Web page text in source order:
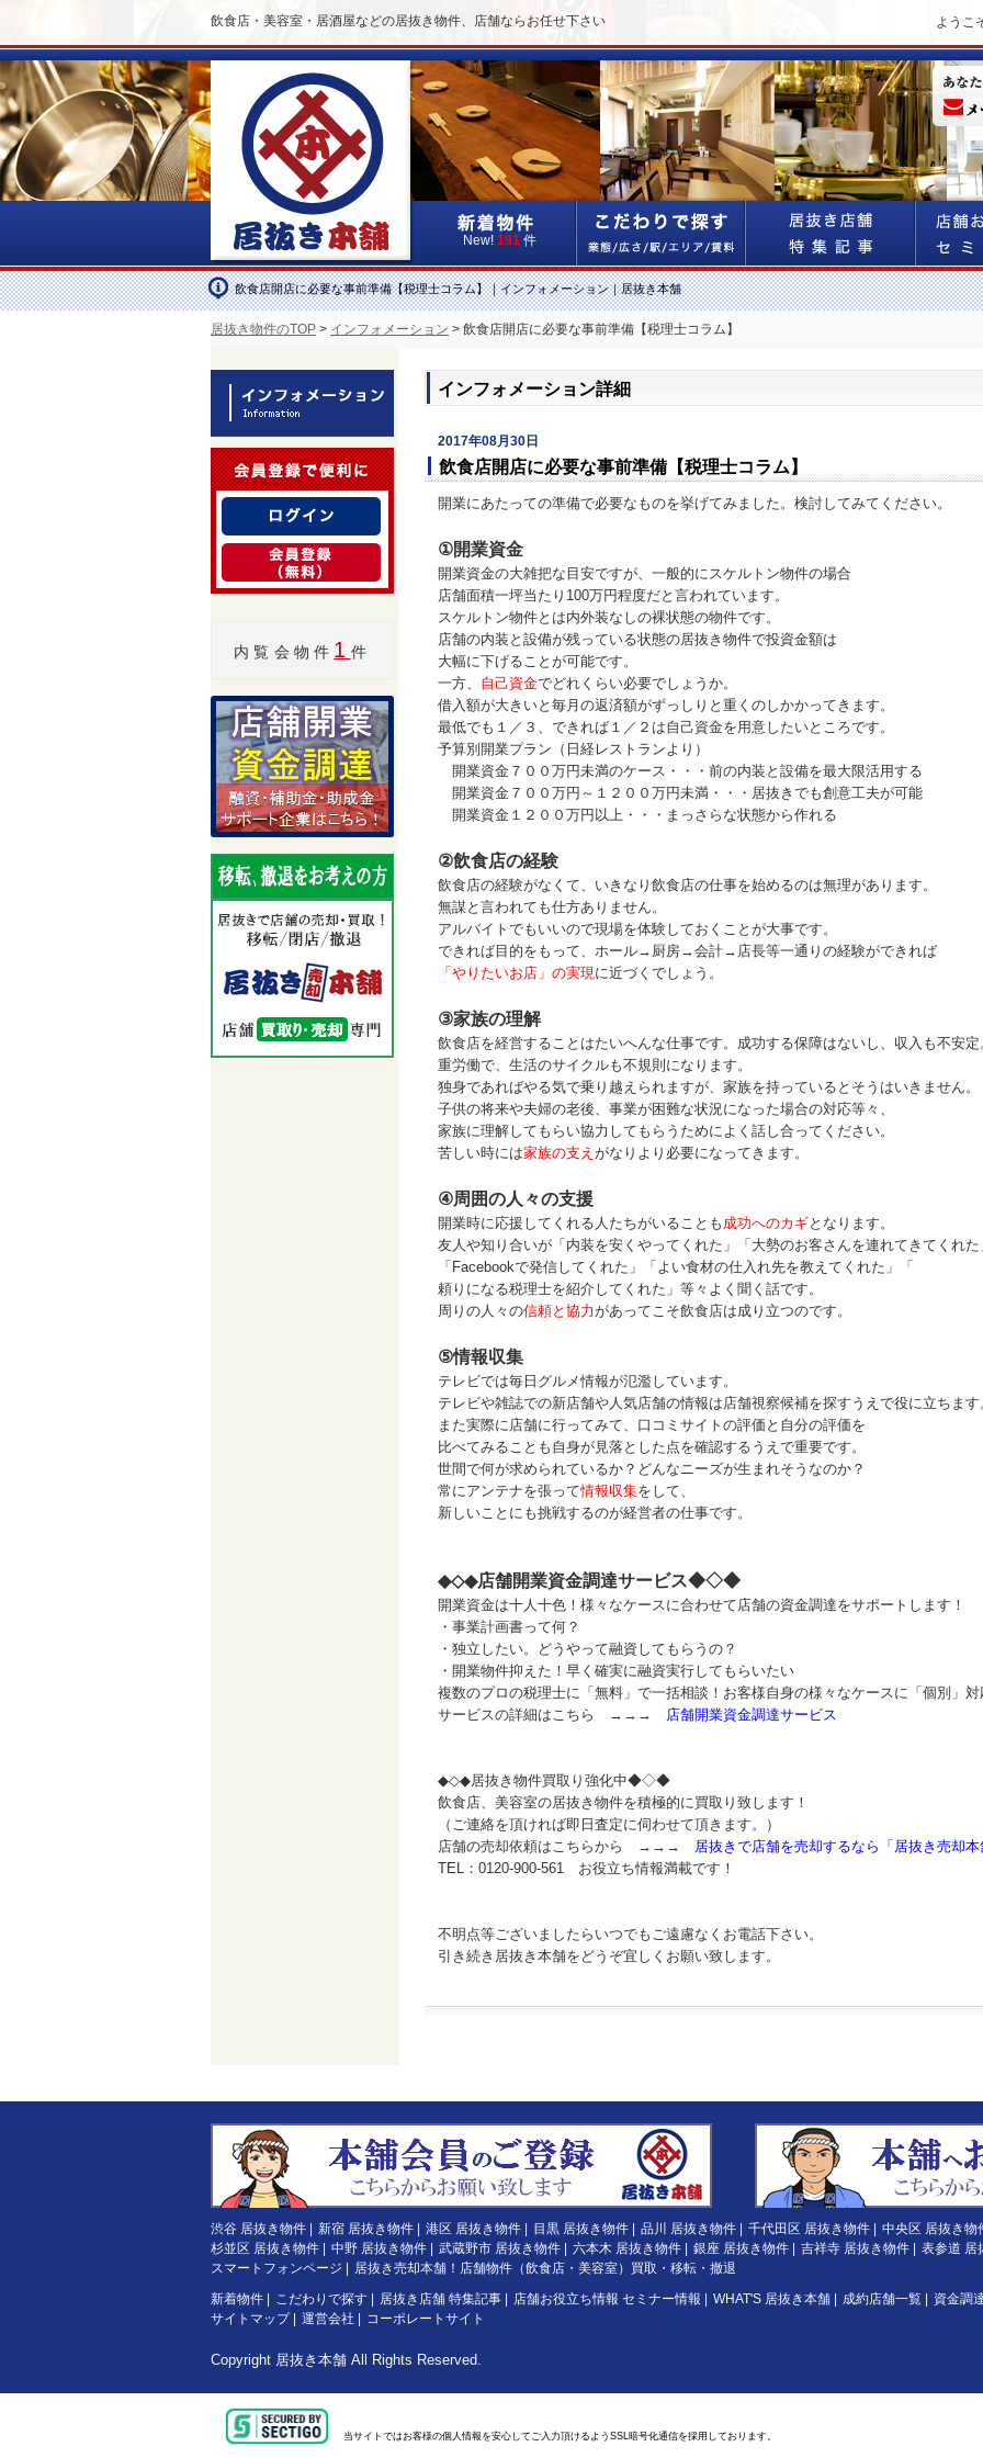
飲食店・美容室・居酒屋などの居抜き物件、店舗ならお任せ下さい ようこ
New! 191 件
飲食店開店に必要な事前準備【税理士コラム】｜インフォメーション｜居抜き本舗
居抜き物件のTOP > インフォメーション > 飲食店開店に必要な事前準備【税理士コラム】
インフォメーション詳細
2017年08月30日
飲食店開店に必要な事前準備【税理士コラム】
開業にあたっての準備で必要なものを挙げてみました。検討してみてください。
①開業資金
開業資金の大雑把な目安ですが、一般的にスケルトン物件の場合
店舗面積一坪当たり100万円程度だと言われています。
スケルトン物件とは内外装なしの裸状態の物件です。
店舗の内装と設備が残っている状態の居抜き物件で投資金額は
大幅に下げることが可能です。
一方、 自己資金でどれくらい必要でしょうか。
借入額が大きいと毎月の返済額がずっしりと重くのしかかってきます。
最低でも１／３、できれば１／２は自己資金を用意したいところです。
予算別開業プラン（日経レストランより）
開業資金７００万円未満のケース・・・前の内装と設備を最大限活用する
開業資金７００万円～１２００万円未満・・・居抜きでも創意工夫が可能
開業資金１２００万円以上・・・まっさらな状態から作れる
②飲食店の経験
飲食店の経験がなくて、いきなり飲食店の仕事を始めるのは無理があります。
無謀と言われても仕方ありません。
アルバイトでもいいので現場を体験しておくことが大事です。
できれば目的をもって、ホール→厨房→会計→店長等一通りの経験ができれば
「やりたいお店」の実現に近づくでしょう。
③家族の理解
飲食店を経営することはたいへんな仕事です。成功する保障はないし、収入も不安定
重労働で、生活のサイクルも不規則になります。
独身であればやる気で乗り越えられますが、家族を持っているとそうはいきません。
子供の将来や夫婦の老後、事業が困難な状況になった場合の対応等々、
家族に理解してもらい協力してもらうためによく話し合ってください。
苦しい時には家族の支え がなりより必要になってきます。
④周囲の人々の支援
開業時に応援してくれる人たちがいることも 成功へのカギとなります。
友人や知り合いが「内装を安くやってくれた」「大勢のお客さんを連れてきてくれた
「Facebookで発信してくれた」「よい食材の仕入れ先を教えてくれた」「
頼りになる税理士を紹介してくれた」等々よく聞く話です。
周りの人々の信頼と協力があってこそ飲食店は成り立つのです。
⑤情報収集
テレビでは毎日グルメ情報が氾濫しています。
テレビや雑誌での新店舗や人気店舗の情報は店舗視察候補を探すうえで役に立ちます
また実際に店舗に行ってみて、口コミサイトの評価と自分の評価を
比べてみることも自身が見落とした点を確認するうえで重要です。
世間で何が求められているか？どんなニーズが生まれそうなのか？
常にアンテナを張って情報収集をして、
新しいことにも挑戦するのが経営者の仕事です。
◆◇◆店舗開業資金調達サービス◆◇◆
開業資金は十人十色！様々なケースに合わせて店舗の資金調達をサポートします！
・事業計画書って何？
・独立したい。どうやって融資してもらうの？
・開業物件抑えた！早く確実に融資実行してもらいたい
複数のプロの税理士に「無料」で一括相談！お客様自身の様々なケースに「個別」対
サービスの詳細はこちら →→→ 店舗開業資金調達サービス
◆◇◆居抜き物件買取り強化中◆◇◆
飲食店、美容室の居抜き物件を積極的に買取り致します！
（ご連絡を頂ければ即日査定に伺わせて頂きます。）
店舗の売却依頼はこちらから →→→ 居抜きで店舗を売却するなら「居抜き売却本
TEL：0120-900-561 お役立ち情報満載です！
不明点等ございましたらいつでもご遠慮なくお電話下さい。
引き続き居抜き本舗をどうぞ宜しくお願い致します。
内覧会物件 1 件
渋谷 居抜き物件 新宿 居抜き物件 港区 居抜き物件 目黒 居抜き物件 品川 居抜き物件 千代田区 居抜き物件 中央区 居抜き物
杉並区 居抜き物件
中野 居抜き物件 武蔵野市 居抜き物件 六本木 居抜き物件 銀座 居抜き物件 吉祥寺 居抜き物件 表参道 居
スマートフォンページ
居抜き売却本舗！店舗物件（飲食店・美容室）買取・移転・撤退
新着物件
こだわりで探す 居抜き店舗 特集記事 店舗お役立ち情報 セミナー情報 WHAT'S 居抜き本舗 成約店舗一覧 資金調
サイトマップ| 運営会社 コーポレートサイト
Copyright 居抜き本舗 All Rights Reserved.
当サイトではお客様の個人情報を安心してご入力頂けるようSSL暗号化通信を採用しております。